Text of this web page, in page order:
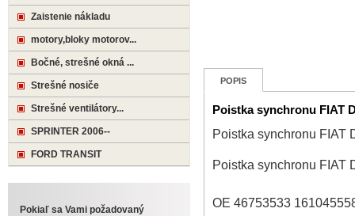
POPIS
Poistka synchronu FIAT
Poistka synchronu FIAT
Poistka synchronu FIAT
OE 46753533
Zaistenie nákladu
motory,bloky motorov...
Bočné, strešné okná ...
Strešné nosiče
Strešné ventilátory...
SPRINTER 2006--
FORD TRANSIT
Pokiaľ sa Vami požadovaný